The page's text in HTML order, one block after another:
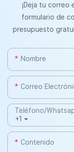
¡Deja tu
formulario de
presupuesto
Nombre
Correo
+1
Teléfono/
Contenido